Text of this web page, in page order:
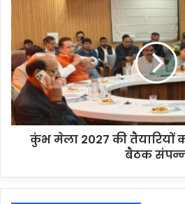
कुंभ मेला 2027 की तैयारियों
बैठक